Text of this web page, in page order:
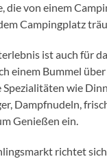
die von einem
Campingplatz
ist auch für
einem Bummel
wie
Dampfnudeln,
Genießen ein.
richtet sich